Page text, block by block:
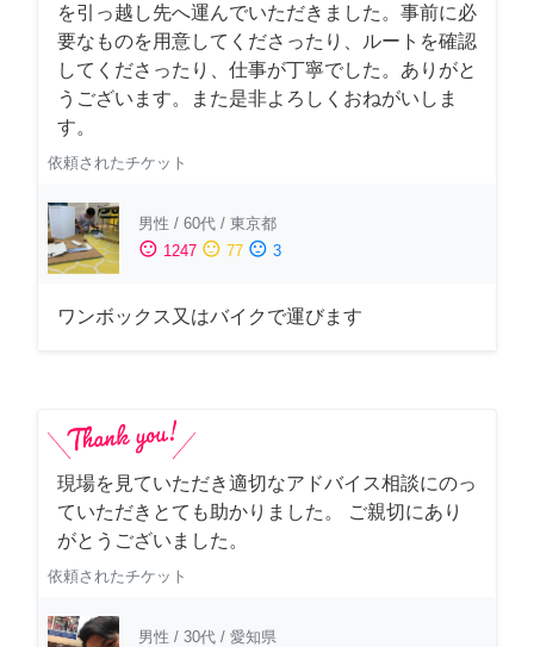
を引っ越し先へ運んでいただきました。事前に必
要なものを用意してくださったり、ルートを確認
してくださったり、仕事が丁寧でした。ありがと
うございます。また是非よろしくおねがいしま
す。
依頼されたチケット
男性 / 60代 / 東京都
sentiment_satisfied 1247 sentiment_neutral 77 sentiment_dissatisfied 3
ワンボックス又はバイクで運びます
現場を見ていただき適切なアドバイス相談にのっ
ていただきとても助かりました。 ご親切にあり
がとうございました。
依頼されたチケット
男性 / 30代 / 愛知県